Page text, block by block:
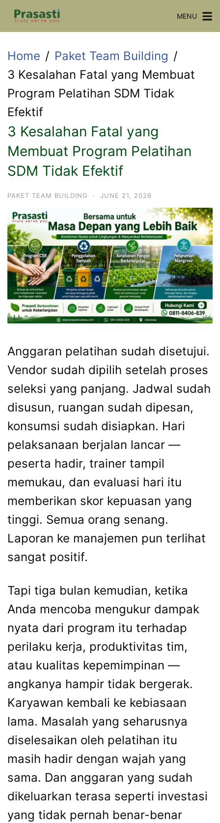
Skip
MENU
Home
Paket Team Building
3 Kesalahan Fatal yang Membuat
Program Pelatihan SDM Tidak
Efektif
3 Kesalahan Fatal yang
Membuat Program Pelatihan
SDM Tidak Efektif
PAKET TEAM BUILDING · JUNE 21, 2026
Anggaran pelatihan sudah disetujui.
Vendor sudah dipilih setelah proses
seleksi yang panjang. Jadwal sudah
disusun, ruangan sudah dipesan,
konsumsi sudah disiapkan. Hari
pelaksanaan berjalan lancar —
peserta hadir, trainer tampil
memukau, dan evaluasi hari itu
memberikan skor kepuasan yang
tinggi. Semua orang senang.
Laporan ke manajemen pun terlihat
sangat positif.
Tapi tiga bulan kemudian, ketika
Anda mencoba mengukur dampak
nyata dari program itu terhadap
perilaku kerja, produktivitas tim,
atau kualitas kepemimpinan —
angkanya hampir tidak bergerak.
Karyawan kembali ke kebiasaan
lama. Masalah yang seharusnya
diselesaikan oleh pelatihan itu
masih hadir dengan wajah yang
sama. Dan anggaran yang sudah
dikeluarkan terasa seperti investasi
yang tidak pernah benar-benar